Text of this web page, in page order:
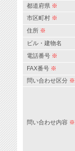
都道府県 ※
市区町村 ※
住所 ※
ビル・建物名
電話番号 ※
FAX番号 ※
問い合わせ区分 ※
問い合わせ内容 ※